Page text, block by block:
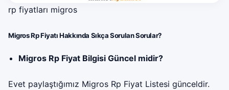
rp fiyatları migros
Migros Rp Fiyatı Hakkında Sıkça Sorulan Sorular?
Migros Rp Fiyat Bilgisi Güncel midir?
Evet paylaştığımız Migros Rp Fiyat Listesi günceldir.